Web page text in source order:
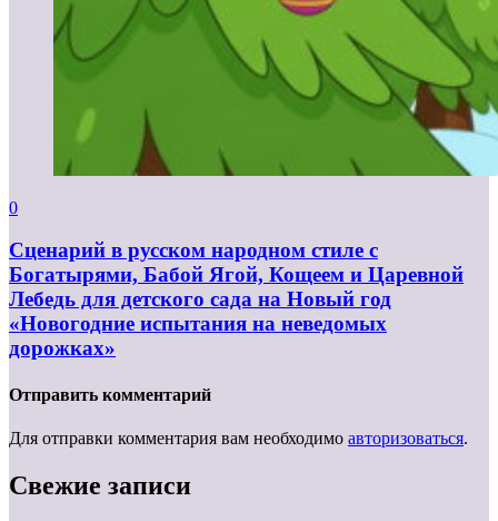
0
Сценарий в русском народном стиле с
Богатырями, Бабой Ягой, Кощеем и Царевной
Лебедь для детского сада на Новый год
«Новогодние испытания на неведомых
дорожках»
Отправить комментарий
Для отправки комментария вам необходимо авторизоваться.
Свежие записи